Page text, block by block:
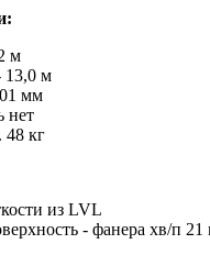
м
13,0 м
мм
нет
48 кг
из LVL
- фанера хв/п